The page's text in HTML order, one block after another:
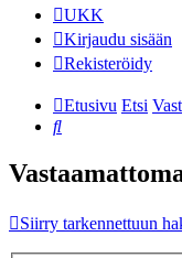
UKK
Kirjaudu sisään
Rekisteröidy
Etusivu Etsi
Etsi
Siirry tarkennettuun